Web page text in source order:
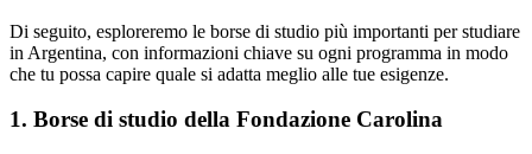
Di seguito, esploreremo le borse di studio più importanti per studiare
in Argentina, con informazioni chiave su ogni programma in modo
che tu possa capire quale si adatta meglio alle tue esigenze.
1. Borse di studio della Fondazione Carolina